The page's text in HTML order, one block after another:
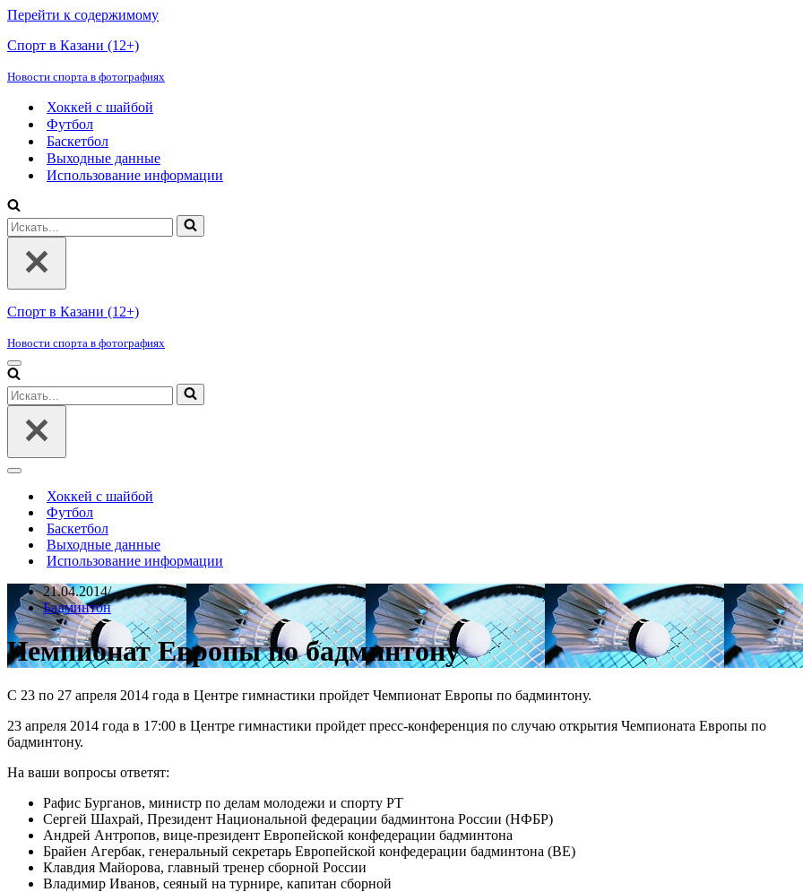
Перейти к содержимому
Спорт в Казани (12+)
Новости спорта в фотографиях
Хоккей с шайбой
Футбол
Баскетбол
Выходные данные
Использование информации
Искать...
Спорт в Казани (12+)
Новости спорта в фотографиях
Меню
навигации
Искать...
Меню
навигацииХоккей с шайбой
Футбол
Баскетбол
Выходные данные
Использование информации
21.04.2014
Бадминтон
Чемпионат Европы по бадминтону
С 23 по 27 апреля 2014 года в Центре гимнастики пройдет Чемпионат Европы по бадминтону.
23 апреля 2014 года в 17:00 в Центре гимнастики пройдет пресс-конференция по случаю открытия Чемпионата Европы по
бадминтону.
На ваши вопросы ответят:
Рафис Бурганов, министр по делам молодежи и спорту РТ
Сергей Шахрай, Президент Национальной федерации бадминтона России (НФБР)
Андрей Антропов, вице-президент Европейской конфедерации бадминтона
Брайен Агербак, генеральный секретарь Европейской конфедерации бадминтона (ВЕ)
Клавдия Майорова, главный тренер сборной России
Владимир Иванов, сеяный на турнире, капитан сборной